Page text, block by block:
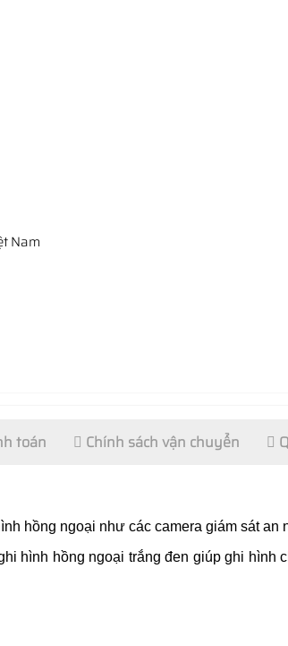
Nam
toán Chính sách vận chuyển
hồng ngoại như các camera giám sát an
hình hồng ngoại trắng đen giúp ghi hình